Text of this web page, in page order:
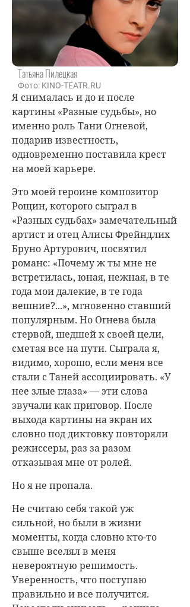
Татьяна Пилецкая
Фото: KINO-TEATR.RU
Я снималась и до и после
картины «Разные судьбы», но
именно роль Тани Огневой,
подарив известность,
одновременно поставила крест
на моей карьере.
Это моей героине композитор
Рощин, которого сыграл в
«Разных судьбах» замечательный
артист и отец Алисы Фрейндлих
Бруно Артурович, посвятил
романс: «Почему ж ты мне не
встретилась, юная, нежная, в те
года мои далекие, в те года
вешние?...», мгновенно ставший
популярным. Но Огнева была
стервой, шедшей к своей цели,
сметая все на пути. Сыграла я,
видимо, хорошо, если меня все
стали с Таней ассоциировать. «У
нее злые глаза» — эти слова
звучали как приговор. После
выхода картины на экран их
словно под диктовку повторяли
режиссеры, раз за разом
отказывая мне от ролей.
Но я не пропала.
Не считаю себя такой уж
сильной, но были в жизни
моменты, когда словно кто-то
свыше вселял в меня
невероятную решимость.
Уверенность, что поступаю
правильно и все получится.